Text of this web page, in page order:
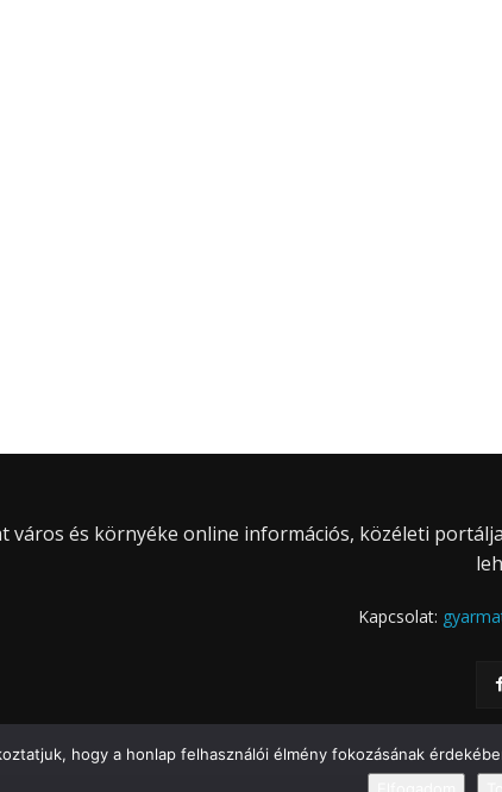
város és környéke online információs, közéleti
Kapcsolat:
hogy a honlap felhasználói élmény fokozásának